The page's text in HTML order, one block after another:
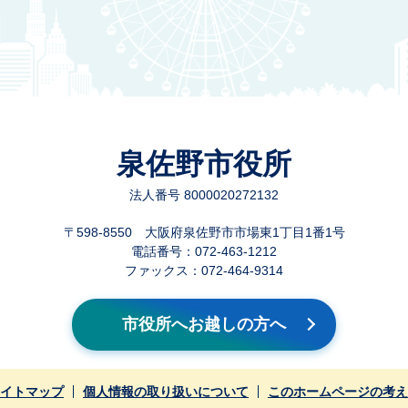
泉佐野市役所
法人番号 8000020272132
〒598-8550 大阪府泉佐野市市場東1丁目1番1号
電話番号：072-463-1212
ファックス：072-464-9314
市役所へお越しの方へ
トマップ 個人情報の取り扱いについて このホームページの考